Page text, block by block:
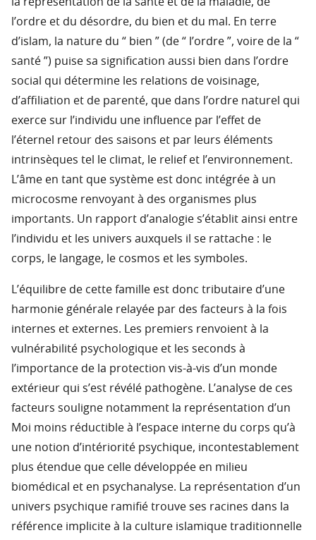
l’ordre et du désordre, du bien et du mal. En terre
d’islam, la nature du “ bien ” (de “ l’ordre ”, voire de la “
santé ”) puise sa signification aussi bien dans l’ordre
social qui détermine les relations de voisinage,
d’affiliation et de parenté, que dans l’ordre naturel qui
exerce sur l’individu une influence par l’effet de
l’éternel retour des saisons et par leurs éléments
intrinsèques tel le climat, le relief et l’environnement.
L’âme en tant que système est donc intégrée à un
microcosme renvoyant à des organismes plus
importants. Un rapport d’analogie s’établit ainsi entre
l’individu et les univers auxquels il se rattache : le
corps, le langage, le cosmos et les symboles.
L’équilibre de cette famille est donc tributaire d’une
harmonie générale relayée par des facteurs à la fois
internes et externes. Les premiers renvoient à la
vulnérabilité psychologique et les seconds à
l’importance de la protection vis-à-vis d’un monde
extérieur qui s’est révélé pathogène. L’analyse de ces
facteurs souligne notamment la représentation d’un
Moi moins réductible à l’espace interne du corps qu’à
une notion d’intériorité psychique, incontestablement
plus étendue que celle développée en milieu
biomédical et en psychanalyse. La représentation d’un
univers psychique ramifié trouve ses racines dans la
référence implicite à la culture islamique traditionnelle